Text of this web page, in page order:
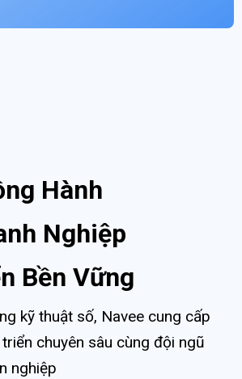
Hành
Nghiệp
Bền Vững
kỹ thuật số, Navee cung cấp
chuyên sâu cùng đội ngũ
nghiệp